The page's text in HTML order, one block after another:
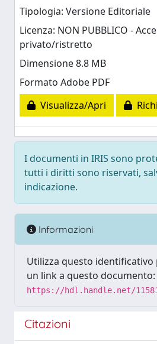
Tipologia: Versione Editoriale
Licenza: NON PUBBLICO -
privato/ristretto
Dimensione 8.8 MB
Formato Adobe PDF
Visualizza/Apri
I documenti in IRIS sono
tutti i diritti sono riservati,
indicazione.
Informazioni
Utilizza questo
un link a questo documento:
https://hdl.handle.net/
Citazioni